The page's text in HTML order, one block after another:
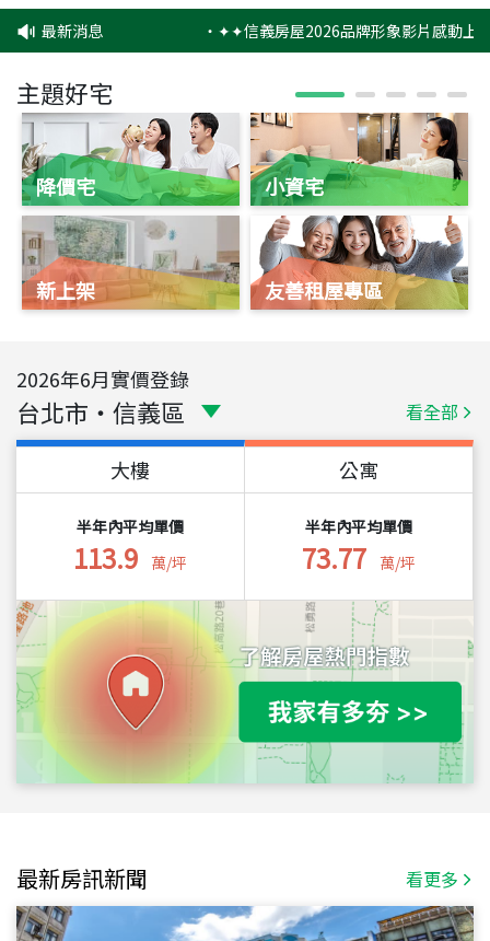
最新消息 ‧✦✦信義房屋2026品牌形象影片感動上
主題好宅
降價宅
新上架
小資宅
友善租屋專區
2026年6月實價登錄
台北市 ・ 信義區 看全部
大樓
半年內平均單價
113.9 萬/坪
公寓
半年內平均單價
73.77 萬/坪
最新房訊新聞 看更多